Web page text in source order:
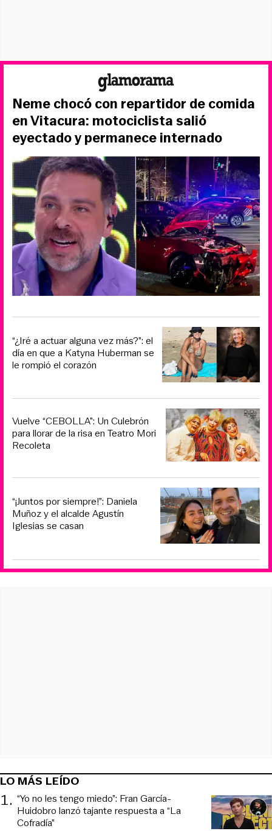
Neme chocó con repartidor de comida
en Vitacura: motociclista salió
eyectado y permanece internado
“¿Iré a actuar alguna vez más?”: el
día en que a Katyna Huberman se
le rompió el corazón
Vuelve “CEBOLLA”: Un Culebrón
para llorar de la risa en Teatro Mori
Recoleta
“¡Juntos por siempre!”: Daniela
Muñoz y el alcalde Agustín
Iglesias se casan
LO MÁS LEÍDO
1. “Yo no les tengo miedo”: Fran García-
Huidobro lanzó tajante respuesta a “La
Cofradía”